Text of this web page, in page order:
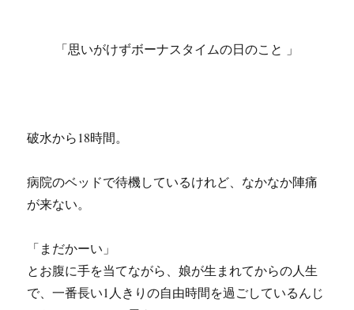
「思いがけずボーナスタイムの日のこと 」
破水から18時間。
病院のベッドで待機しているけれど、なかなか陣痛
が来ない。
「まだかーい」
とお腹に手を当てながら、娘が生まれてからの人生
で、一番長い1人きりの自由時間を過ごしているんじ